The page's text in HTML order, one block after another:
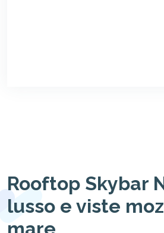
Rooftop Skybar
lusso e viste
mare